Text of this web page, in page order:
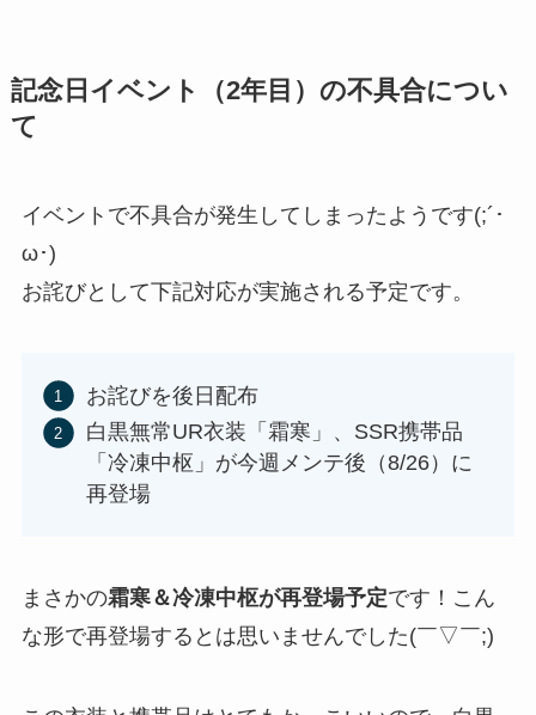
記念日イベント（2年目）の不具合につい
て
イベントで不具合が発生してしまったようです(;´･
ω･)
お詫びとして下記対応が実施される予定です。
お詫びを後日配布
白黒無常UR衣装「霜寒」、SSR携帯品
「冷凍中枢」が今週メンテ後（8/26）に
再登場
まさかの霜寒＆冷凍中枢が再登場予定です！こん
な形で再登場するとは思いませんでした(￣▽￣;)